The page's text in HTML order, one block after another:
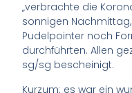
„verbrachte die
sonnigen
Pudelpointer noch
durchführten. Allen
sg/sg bescheinigt.
Kurzum: es war ein